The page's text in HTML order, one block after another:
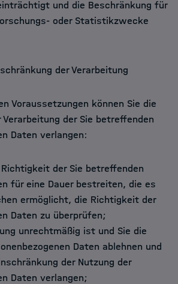
und die Beschränkung für
oder Statistikzwecke
der Verarbeitung
Voraussetzungen können Sie die
Verarbeitung der Sie betreffenden
Daten verlangen:
der Sie betreffenden
für eine Dauer bestreiten, die es
ermöglicht, die Richtigkeit der
Daten zu überprüfen;
unrechtmäßig ist und Sie die
Daten ablehnen und
der Nutzung der
Daten verlangen;